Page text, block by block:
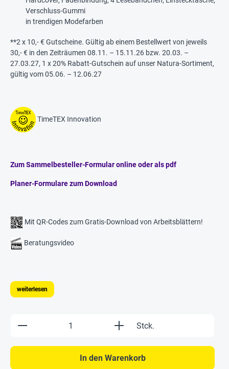
Verschluss-Gummi
in trendigen Modefarben
**2 x 10,- € Gutscheine. Gültig ab einem Bestellwert von jeweils
30,- € in den Zeiträumen 08.11. – 15.11.26 bzw. 20.03. –
27.03.27, 1 x 20% Rabatt-Gutschein auf unser Natura-Sortiment,
gültig vom 05.06. – 12.06.27
TimeTEX Innovation
Zum Sammelbesteller-Formular online oder als pdf
Planer-Formulare zum Download
Mit QR-Codes zum Gratis-Download von Arbeitsblättern!
Beratungsvideo
weiterlesen
Produkt Anzahl: Gib den gewünschten
Stck.
In den Warenkorb